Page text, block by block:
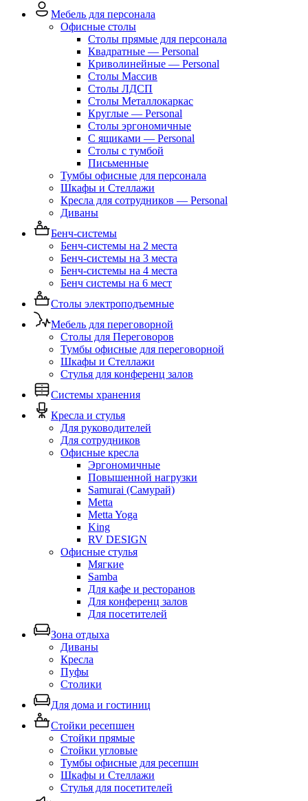
Мебель для персонала
Офисные столы
Столы прямые для персонала
Квадратные — Personal
Криволинейные — Personal
Столы Массив
Столы ЛДСП
Столы Металлокаркас
Круглые — Personal
Столы эргономичные
С ящиками — Personal
Столы с тумбой
Письменные
Тумбы офисные для персонала
Шкафы и Стеллажи
Кресла для сотрудников — Personal
Диваны
Бенч-системы
Бенч-системы на 2 места
Бенч-системы на 3 места
Бенч-системы на 4 места
Бенч системы на 6 мест
Столы электроподъемные
Мебель для переговорной
Столы для Переговоров
Тумбы офисные для переговорной
Шкафы и Стеллажи
Стулья для конференц залов
Системы хранения
Кресла и стулья
Для руководителей
Для сотрудников
Офисные кресла
Эргономичные
Повышенной нагрузки
Samurai (Самурай)
Metta
Metta Yoga
King
RV DESIGN
Офисные стулья
Мягкие
Samba
Для кафе и ресторанов
Для конференц залов
Для посетителей
Зона отдыха
Диваны
Кресла
Пуфы
Столики
Для дома и гостиниц
Стойки ресепшен
Стойки прямые
Стойки угловые
Тумбы офисные для ресепшн
Шкафы и Стеллажи
Стулья для посетителей